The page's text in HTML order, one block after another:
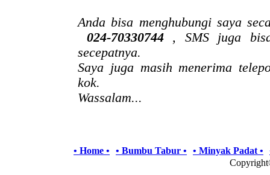
Anda bisa menghubungi saya
024-70330744 , SMS juga
secepatnya.
Saya juga masih menerima
kok.
Wassalam...
• Home • • Bumbu Tabur • • Minyak Padat •